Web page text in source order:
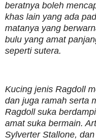
beratnya boleh
khas lain yang ada
matanya yang
bulu yang amat
seperti sutera.
Kucing jenis Ragdoll
dan juga ramah serta
Ragdoll suka
amat suka bermain.
Sylverter Stallone,